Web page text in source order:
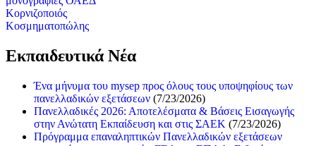
Μοιραστείτε
Πλοήγηση
άρθρων
Κορνιζοποιός
Κοσμηματοπώλης
Εκπαιδευτικά Νέα
Ένα μήνυμα του mysep προς όλους τους υποψηφίους των
πανελλαδικών εξετάσεων (7/23/2026)
Πανελλαδικές 2026: Αποτελέσματα & Βάσεις Εισαγωγής
στην Ανώτατη Εκπαίδευση και στις ΣΑΕΚ (7/23/2026)
Πρόγραμμα επαναληπτικών Πανελλαδικών εξετάσεων